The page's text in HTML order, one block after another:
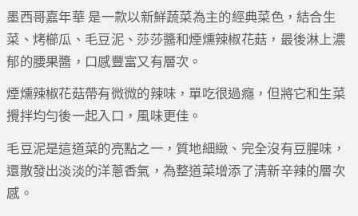
墨西哥嘉年華 是一款以新鮮蔬菜為主的經典菜色，結合生
菜、烤櫛瓜、毛豆泥、莎莎醬和煙燻辣椒花菇，最後淋上濃
郁的腰果醬，口感豐富又有層次。
煙燻辣椒花菇帶有微微的辣味，單吃很過癮，但將它和生菜
攪拌均勻後一起入口，風味更佳。
毛豆泥是這道菜的亮點之一，質地細緻、完全沒有豆腥味，
還散發出淡淡的洋蔥香氣，為整道菜增添了清新辛辣的層次
感。